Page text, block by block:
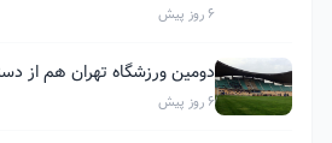
6 روز پیش
دومین ورزشگاه تهران هم از
6 روز پیش